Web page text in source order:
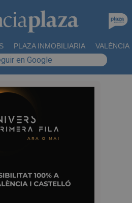
PLAZA INMOBILIARIA VALÈNCIA
en Google